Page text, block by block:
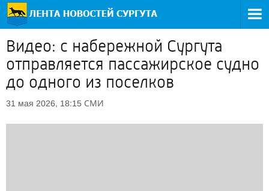
Видео: с набережной Сургута
отправляется пассажирское судно
до одного из поселков
31 мая 2026, 18:15 СМИ